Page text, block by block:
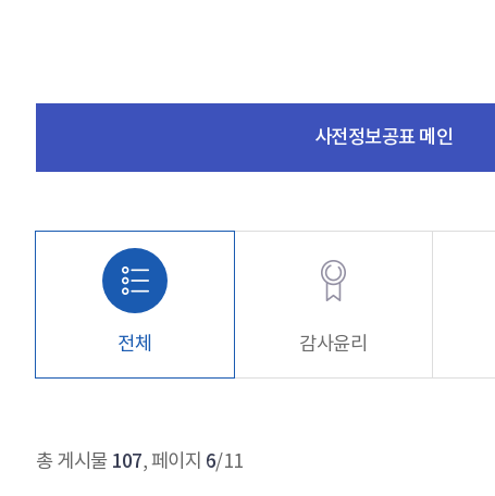
사전정보공표 메인
전체 감사윤리
총 게시물 107, 페이지 6/11